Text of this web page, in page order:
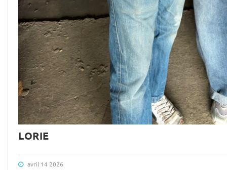
LORIE
avril 14 2026